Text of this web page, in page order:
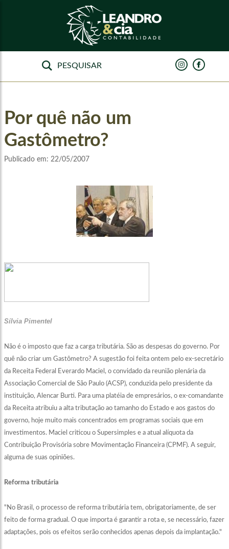
Por quê não um
Gastômetro?
Publicado em: 22/05/2007
Sílvia Pimentel
Não é o imposto que faz a carga tributária. São as despesas do governo. Por
quê não criar um Gastômetro? A sugestão foi feita ontem pelo ex-secretário
da Receita Federal Everardo Maciel, o convidado da reunião plenária da
Associação Comercial de São Paulo (ACSP), conduzida pelo presidente da
instituição, Alencar Burti. Para uma platéia de empresários, o ex-comandante
da Receita atribuiu a alta tributação ao tamanho do Estado e aos gastos do
governo, hoje muito mais concentrados em programas sociais que em
investimentos. Maciel criticou o Supersimples e a atual alíquota da
Contribuição Provisória sobre Movimentação Financeira (CPMF). A seguir,
alguma de suas opiniões.
Reforma tributária
"No Brasil, o processo de reforma tributária tem, obrigatoriamente, de ser
feito de forma gradual. O que importa é garantir a rota e, se necessário, fazer
adaptações, pois os efeitos serão conhecidos apenas depois da implantação."